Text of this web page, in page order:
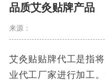
品质艾灸贴牌产品
来源：
艾灸贴贴牌代工是指
业代工厂家进行加工